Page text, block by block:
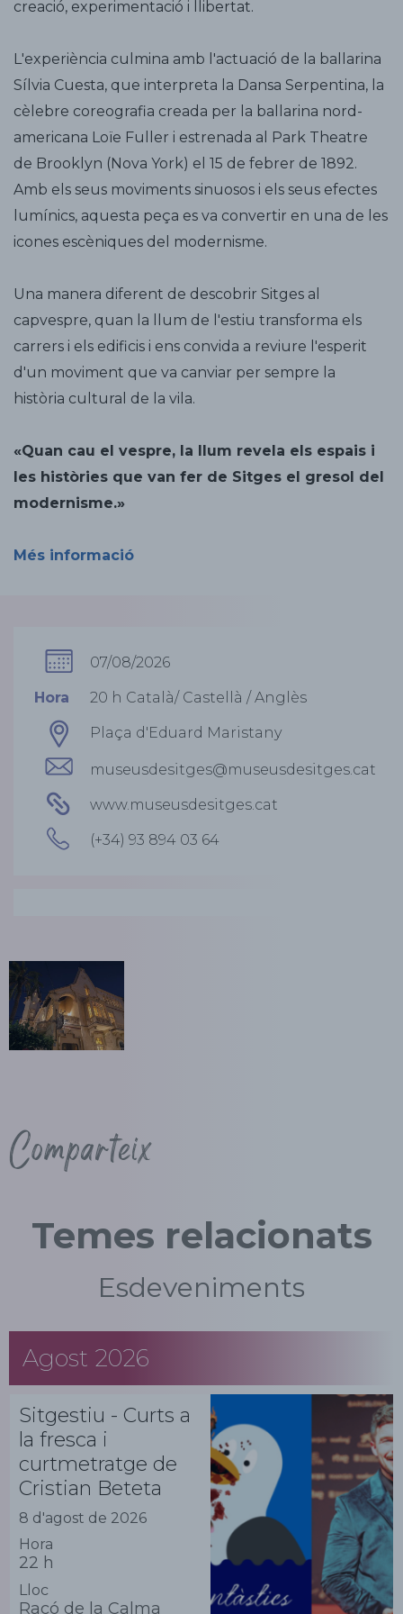
creació, experimentació i llibertat.
L'experiència culmina amb l'actuació de la ballarina
Sílvia Cuesta, que interpreta la Dansa Serpentina, la
cèlebre coreografia creada per la ballarina nord-
americana Loïe Fuller i estrenada al Park Theatre
de Brooklyn (Nova York) el 15 de febrer de 1892.
Amb els seus moviments sinuosos i els seus efectes
lumínics, aquesta peça es va convertir en una de les
icones escèniques del modernisme.
Una manera diferent de descobrir Sitges al
capvespre, quan la llum de l'estiu transforma els
carrers i els edificis i ens convida a reviure l'esperit
d'un moviment que va canviar per sempre la
història cultural de la vila.
«Quan cau el vespre, la llum revela els espais i
les històries que van fer de Sitges el gresol del
modernisme.»
Més informació
07/08/2026
Hora 20 h Català/ Castellà / Anglès
Plaça d'Eduard Maristany
museusdesitges@museusdesitges.cat
www.museusdesitges.cat
(+34) 93 894 03 64
Comparteix
Temes relacionats
Esdeveniments
Agost 2026
Sitgestiu - Curts a
la fresca i
curtmetratge de
Cristian Beteta
8 d'agost de 2026
Hora
22 h
Lloc
Racó de la Calma